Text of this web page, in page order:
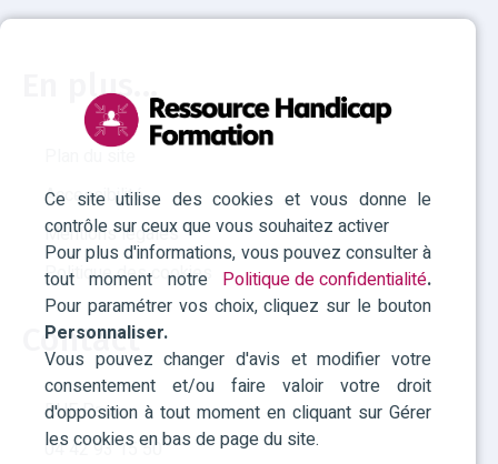
Ce site utilise des cookies et vous donne le
contrôle sur ceux que vous souhaitez activer
Pour plus d'informations, vous pouvez consulter à
tout moment notre Politique de confidentialité.
Pour paramétrer vos choix, cliquez sur le bouton
Personnaliser.
Vous pouvez changer d'avis et modifier votre
consentement et/ou faire valoir votre droit
d'opposition à tout moment en cliquant sur Gérer
les cookies en bas de page du site.
En plus...
Plan du site
Accessibilité
Mentions légales
Politique des cookies
Contact
RHF Paca
04 42 93 15 50